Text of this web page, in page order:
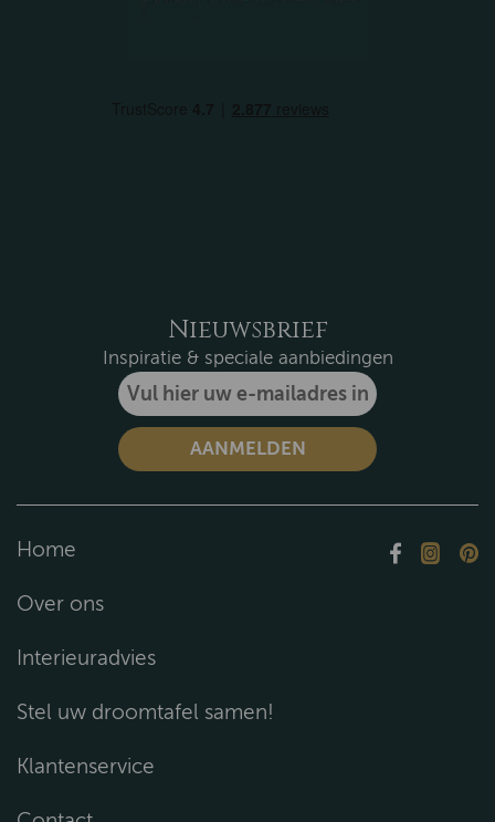
Nieuwsbrief
Inspiratie & speciale aanbiedingen
Home
Over ons
Interieuradvies
Stel uw droomtafel samen!
Klantenservice